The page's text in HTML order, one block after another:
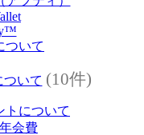
ついて
ついて (10件)
トについて
会費